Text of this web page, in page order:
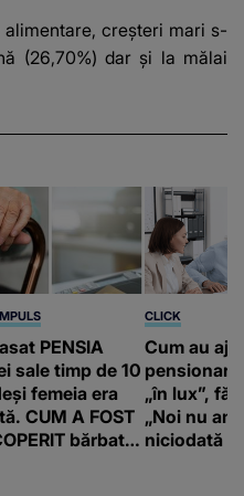
creșteri mari s-
(26,70%) dar și la mălai
PENSIA
sale timp de 10
femeia era
CUM A FOST
bărbatul
CLICK
Cum au
pensionari
„în lux”,
„Noi nu
niciodată